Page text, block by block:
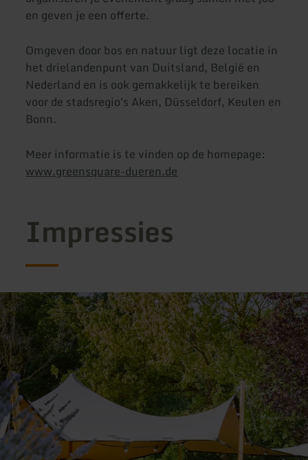
en geven je een offerte.
Omgeven door bos en natuur ligt deze locatie in
het drielandenpunt van Duitsland, België en
Nederland en is ook gemakkelijk te bereiken
voor de stadsregio's Aken, Düsseldorf, Keulen en
Bonn.
Meer informatie is te vinden op de homepage:
www.greensquare-dueren.de
Impressies